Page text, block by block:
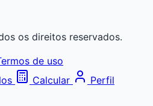
os direitos reservados.
de uso
Calcular Perfil